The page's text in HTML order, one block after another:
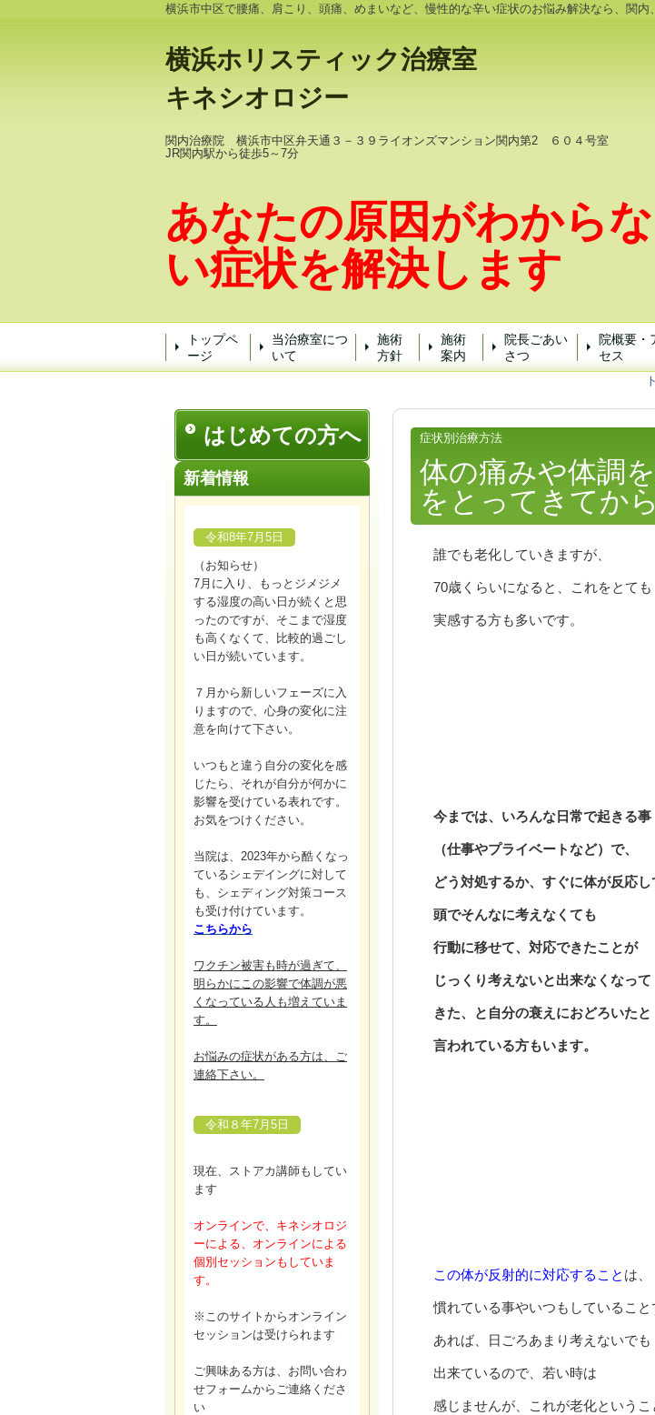
横浜市中区で腰痛、肩こり、頭痛、めまいなど、慢性的な辛い症状のお悩み解決なら、関
横浜ホリスティック治療室
キネシオロジー
関内治療院 横浜市中区弁天通３－３９ライオンズマンション関内第2 ６０４号室
JR関内駅から徒歩5～7分
あなたの原因がわからな
い症状を解決します
トップペ
ージ
当治療室につ
いて
施術
方針
施術
案内
院長ごあい
さつ
院概要・
セス
症状別治療方法
体の痛みや体調
をとってきてか
誰でも老化していきますが、
70歳くらいになると、これをとても
実感する方も多いです。
今までは、いろんな日常で起きる事
（仕事やプライベートなど）で、
どう対処するか、すぐに体が反応し
頭でそんなに考えなくても
行動に移せて、対応できたことが
じっくり考えないと出来なくなって
きた、と自分の衰えにおどろいたと
言われている方もいます。
この体が反射的に対応すること は、
慣れている事やいつもしていること
あれば、日ごろあまり考えないでも
出来ているので、若い時は
感じませんが、これが老化というこ
はじめての方へ
新着情報
令和8年7月5日
（お知らせ）
7月に入り、もっとジメジメ
する湿度の高い日が続くと思
ったのですが、そこまで湿度
も高くなくて、比較的過ごし
い日が続いています。
７月から新しいフェーズに入
りますので、心身の変化に注
意を向けて下さい。
いつもと違う自分の変化を感
じたら、それが自分が何かに
影響を受けている表れです。
お気をつけください。
当院は、2023年から酷くなっ
ているシェデイングに対して
も、シェディング対策コース
も受け付けています。
こちらから
ワクチン被害も時が過ぎて、
明らかにこの影響で体調が悪
くなっている人も増えていま
す。
お悩みの症状がある方は、ご
連絡下さい。
令和８年7月5日
現在、ストアカ講師もしてい
ます
オンラインで、キネシオロジ
ーによる、オンラインによる
個別セッションもしていま
す。
※このサイトからオンライン
セッションは受けられます
ご興味ある方は、お問い合わ
せフォームからご連絡くださ
い